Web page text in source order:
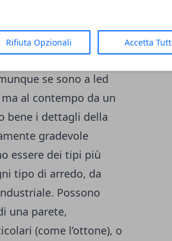
Rifiuta Opzionali Accetta
per l’arredo
eleganza e
usate sia nella
se sono a led
al contempo da un
bene i dettagli della
gradevole
essere dei tipi più
tipo di arredo, da
Possono
una parete,
(come l’ottone), o